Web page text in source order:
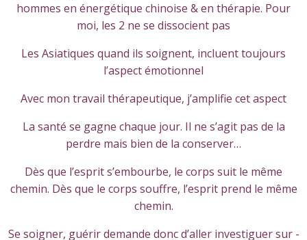
hommes en énergétique chinoise & en thérapie. Pour
moi, les 2 ne se dissocient pas
Les Asiatiques quand ils soignent, incluent toujours
l’aspect émotionnel
Avec mon travail thérapeutique, j’amplifie cet aspect
La santé se gagne chaque jour. Il ne s’agit pas de la
perdre mais bien de la conserver…
Dès que l’esprit s’embourbe, le corps suit le même
chemin. Dès que le corps souffre, l’esprit prend le même
chemin.
Se soigner, guérir demande donc d’aller investiguer sur -